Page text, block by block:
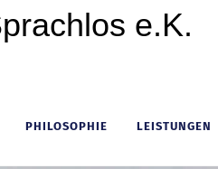
PHILOSOPHIE LEISTUNGEN